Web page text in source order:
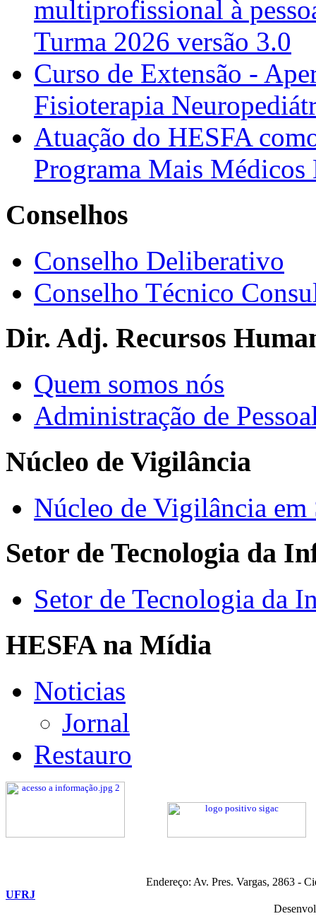
multiprofissional à
Turma 2026 versão 3.0
Curso de Extensão -
Fisioterapia
Atuação do HESFA
Programa Mais
Conselhos
Conselho Deliberativo
Conselho Técnico
Dir. Adj. Recursos
Quem somos nós
Administração de
Núcleo de Vigilância
Núcleo de Vigilância em
Setor de Tecnologia da
Setor de Tecnologia da
HESFA na Mídia
Noticias
Jornal
Restauro
Endereço: Av. Pres. Vargas, 2863 -
UFRJ